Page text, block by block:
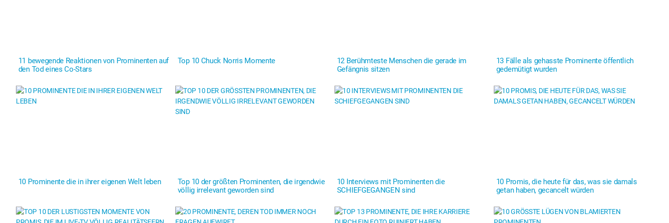
11 bewegende Reaktionen von Prominenten auf
den Tod eines Co-Stars
Top 10 Chuck Norris Momente
12 Berühmteste Menschen die gerade im
Gefängnis sitzen
13 Fälle als gehasste Prominente öffentlich
gedemütigt wurden
10 Prominente die in ihrer eigenen Welt leben
Top 10 der größten Prominenten, die irgendwie
völlig irrelevant geworden sind
10 Interviews mit Prominenten die
SCHIEFGEGANGEN sind
10 Promis, die heute für das, was sie damals
getan haben, gecancelt würden